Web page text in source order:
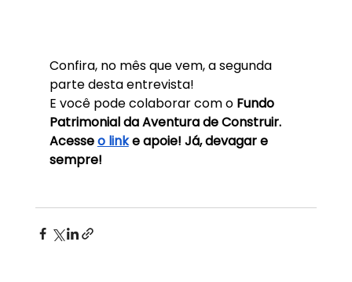
Confira, no mês que vem, a segunda
parte desta entrevista!
E você pode colaborar com o Fundo
Patrimonial da Aventura de Construir.
Acesse o link e apoie! Já, devagar e
sempre!